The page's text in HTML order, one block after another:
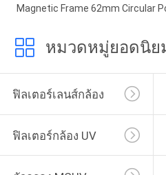
Magnetic Frame 62mm Circular
หมวดหมู่ยอดนิย
ฟิลเตอร์เลนส์กล้อง
ฟิลเตอร์กล้อง UV